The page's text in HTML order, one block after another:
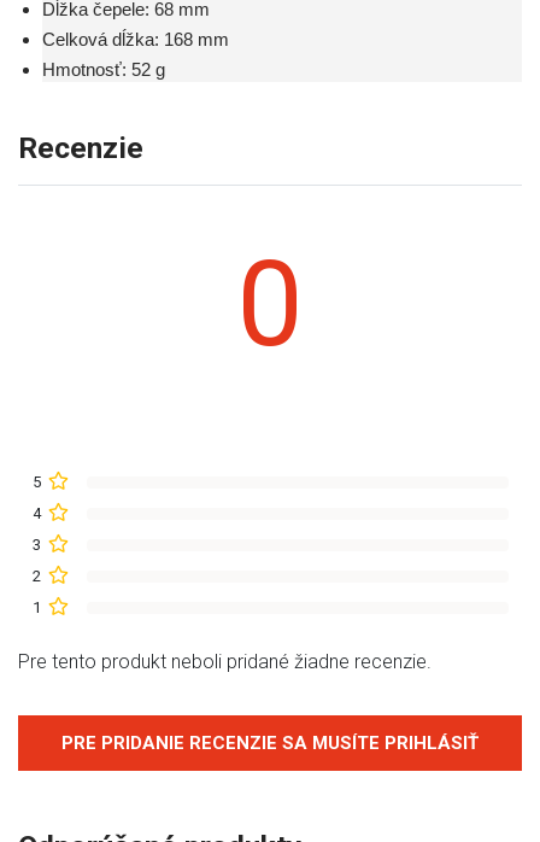
Dĺžka čepele: 68 mm
Celková dĺžka: 168 mm
Hmotnosť: 52 g
Recenzie
0
5
4
3
2
1
Pre tento produkt neboli pridané žiadne recenzie.
PRE PRIDANIE RECENZIE SA MUSÍTE PRIHLÁSIŤ